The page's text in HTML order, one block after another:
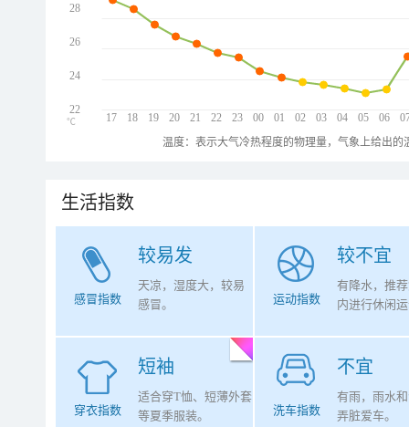
17 18 19 20 21 22 23 00 01 02 03 04 05 06
28
26
24
22
℃
温度：表示大气冷热程度的物理量，气象上给出
生活指数
较易发
感冒指数
天凉，湿度大，较易
感冒。
较不宜
运动指数
有降水，推
内进行休闲
短袖
穿衣指数
适合穿T恤、短薄外套
等夏季服装。
不宜
洗车指数
有雨，雨水
弄脏爱车。